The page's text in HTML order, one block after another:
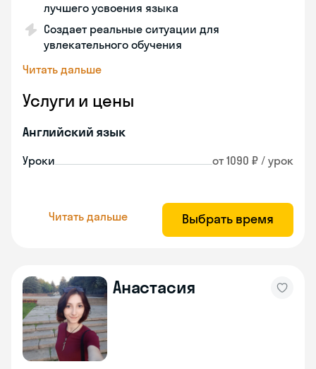
лучшего усвоения языка
Создает реальные ситуации для
увлекательного обучения
Читать дальше
Услуги и цены
Английский язык
Уроки от 1090 ₽ / урок
Читать дальше Выбрать время
Анастасия